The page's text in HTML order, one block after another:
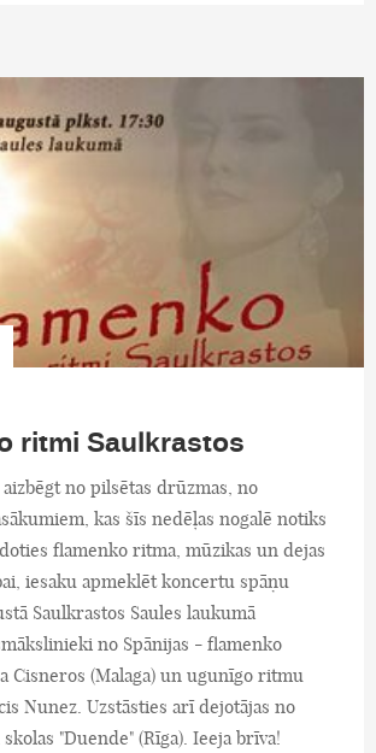
ritmi Saulkrastos
no pilsētas drūzmas, no
kas šīs nedēļas nogalē notiks
flamenko ritma, mūzikas un dejas
iesaku apmeklēt koncertu spāņu
Saulkrastos Saules laukumā
no Spānijas - flamenko
Cisneros (Malaga) un ugunīgo ritmu
Nunez. Uzstāsties arī dejotājas no
"Duende" (Rīga). Ieeja brīva!